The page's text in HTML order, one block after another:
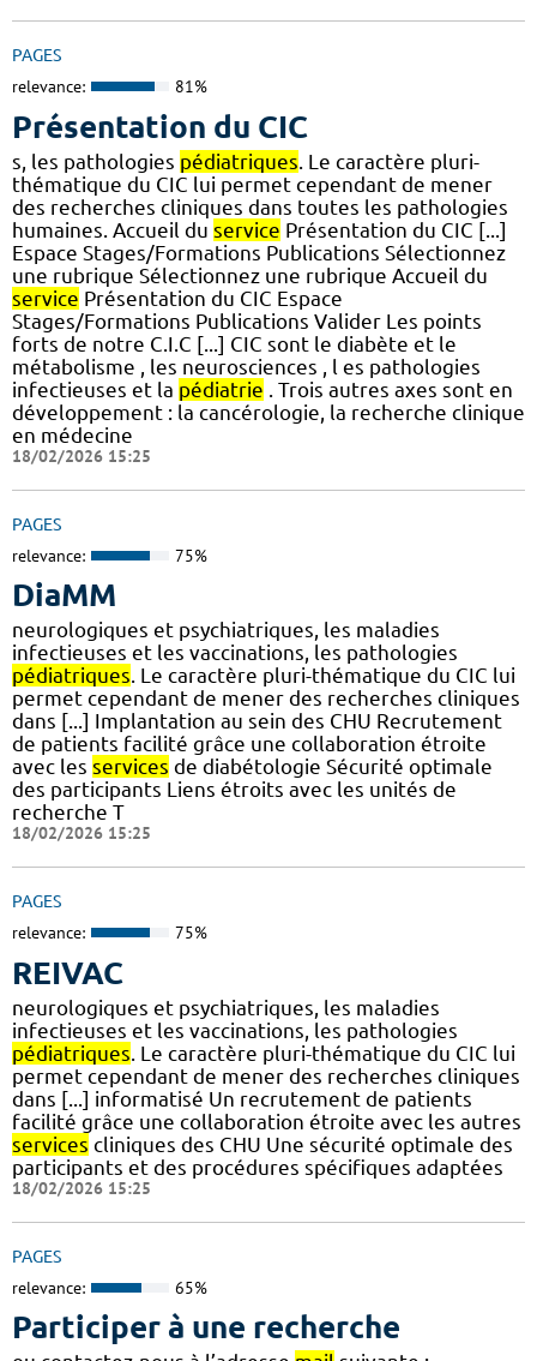
PAGES
relevance: 81%
Présentation du CIC
s, les pathologies pédiatriques . Le caractère pluri-
thématique du CIC lui permet cependant de mener
des recherches cliniques dans toutes les pathologies
humaines. Accueil du service Présentation du CIC [...]
Espace Stages/Formations Publications Sélectionnez
une rubrique Sélectionnez une rubrique Accueil du
service Présentation du CIC Espace
Stages/Formations Publications Valider Les points
forts de notre C.I.C [...] CIC sont le diabète et le
métabolisme , les neurosciences , l es pathologies
infectieuses et la pédiatrie . Trois autres axes sont en
développement : la cancérologie, la recherche clinique
en médecine
18/02/2026 15:25
PAGES
relevance: 75%
DiaMM
neurologiques et psychiatriques, les maladies
infectieuses et les vaccinations, les pathologies
pédiatriques. Le caractère pluri-thématique du CIC lui
permet cependant de mener des recherches cliniques
dans [...] Implantation au sein des CHU Recrutement
de patients facilité grâce une collaboration étroite
avec les services de diabétologie Sécurité optimale
des participants Liens étroits avec les unités de
recherche T
18/02/2026 15:25
PAGES
relevance: 75%
REIVAC
neurologiques et psychiatriques, les maladies
infectieuses et les vaccinations, les pathologies
pédiatriques . Le caractère pluri-thématique du CIC lui
permet cependant de mener des recherches cliniques
dans [...] informatisé Un recrutement de patients
facilité grâce une collaboration étroite avec les autres
services cliniques des CHU Une sécurité optimale des
participants et des procédures spécifiques adaptées
18/02/2026 15:25
PAGES
relevance: 65%
Participer à une recherche